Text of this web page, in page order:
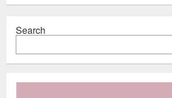
Search